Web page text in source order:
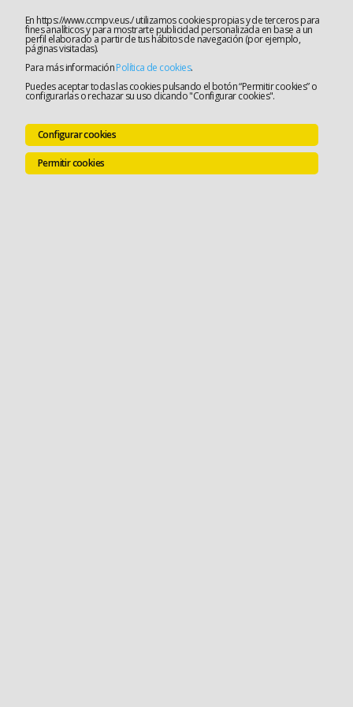
En https://www.ccmpv.eus./ utilizamos cookies propias y de terceros para
fines analíticos y para mostrarte publicidad personalizada en base a un
perfil elaborado a partir de tus hábitos de navegación (por ejemplo,
páginas visitadas).
Para más informaciónPolítica de cookies.
Puedes aceptar todas las cookies pulsando el botón “Permitir cookies” o
configurarlas o rechazar su uso clicando "Configurar cookies".
Configurar cookies
Permitir cookies